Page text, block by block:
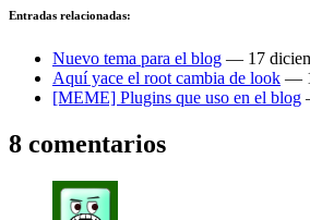
Entradas relacionadas:
Nuevo tema para el blog — 17
Aquí yace el root cambia de look —
[MEME] Plugins que uso en el blog
8 comentarios